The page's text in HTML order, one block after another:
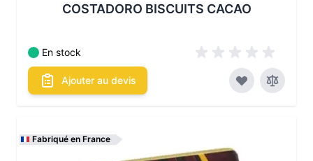
COSTADORO BISCUITS CACAO
En stock
Ajouter au devis
Fabriqué en France